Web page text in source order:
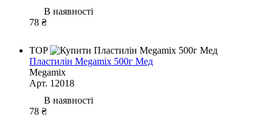
В наявності
78 ₴
TOP
Пластилін Megamix 500г Мед
Megamix
Арт. 12018
В наявності
78 ₴